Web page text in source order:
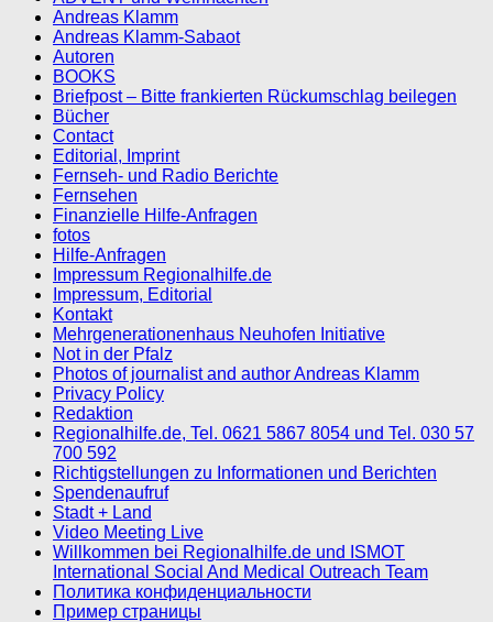
Andreas Klamm
Andreas Klamm-Sabaot
Autoren
BOOKS
Briefpost – Bitte frankierten Rückumschlag beilegen
Bücher
Contact
Editorial, Imprint
Fernseh- und Radio Berichte
Fernsehen
Finanzielle Hilfe-Anfragen
fotos
Hilfe-Anfragen
Impressum Regionalhilfe.de
Impressum, Editorial
Kontakt
Mehrgenerationenhaus Neuhofen Initiative
Not in der Pfalz
Photos of journalist and author Andreas Klamm
Privacy Policy
Redaktion
Regionalhilfe.de, Tel. 0621 5867 8054 und Tel. 030 57
700 592
Richtigstellungen zu Informationen und Berichten
Spendenaufruf
Stadt + Land
Video Meeting Live
Willkommen bei Regionalhilfe.de und ISMOT
International Social And Medical Outreach Team
Политика конфиденциальности
Пример страницы